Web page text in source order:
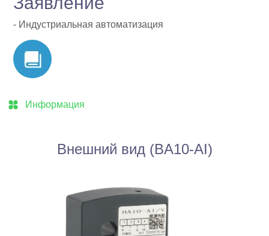
Информация